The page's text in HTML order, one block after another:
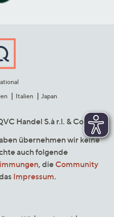
Italien Japan
Handel S.à r.l. & Co. KG
übernehmen wir keine
auch folgende
, die Community
Impressum.